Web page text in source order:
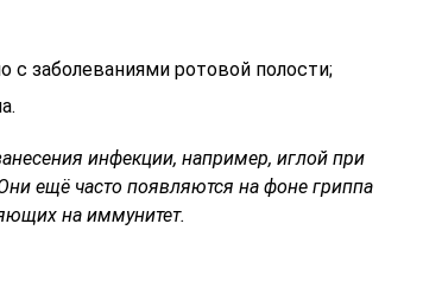
с заболеваниями ротовой полости;
инфекции, например, иглой при
ещё часто появляются на фоне гриппа
на иммунитет.